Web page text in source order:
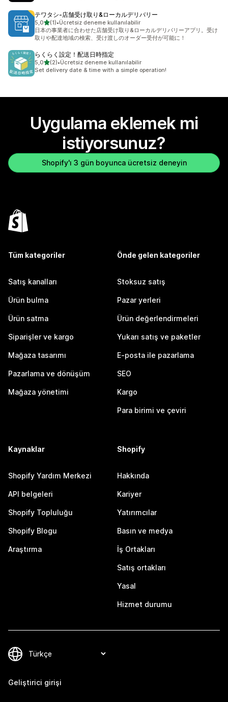
テワタシ‑店舗受け取り&ローカルデリバリー
5,05 yıldız üzerinden
(1)
toplam 1 değerlendirme
•Ücretsiz deneme kullanılabilir
日本の事業者に合わせた店舗受け取り&ローカルデリバリーアプリ。受け
取りや配達地域の検索、受け渡しのオーダー受付が可能に！
らくらく設定！配送日時指定
5,05 yıldız üzerinden
(2)
toplam 2 değerlendirme
•Ücretsiz deneme kullanılabilir
Set delivery date & time with a simple operation!
Uygulama eklemek mi
istiyorsunuz?
Shopify'ı 3 gün boyunca ücretsiz deneyin
Tüm kategoriler
Satış kanalları
Ürün bulma
Ürün satma
Siparişler ve kargo
Mağaza tasarımı
Pazarlama ve dönüşüm
Mağaza yönetimi
Önde gelen kategoriler
Stoksuz satış
Pazar yerleri
Ürün değerlendirmeleri
Yukarı satış ve paketler
E-posta ile pazarlama
SEO
Kargo
Para birimi ve çeviri
Kaynaklar
Shopify Yardım Merkezi
API belgeleri
Shopify Topluluğu
Shopify Blogu
Araştırma
Shopify
Hakkında
Kariyer
Yatırımcılar
Basın ve medya
İş Ortakları
Satış ortakları
Yasal
Hizmet durumu
Geliştirici girişi